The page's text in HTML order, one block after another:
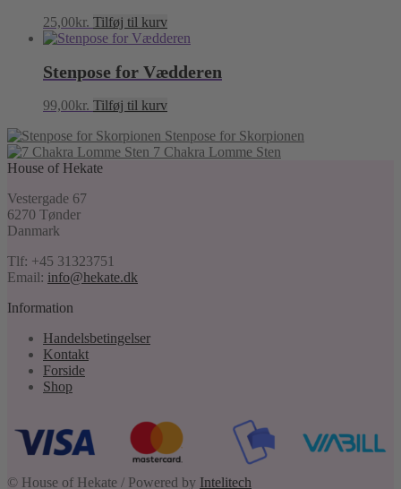
25,00kr. Tilføj til kurv
Stenpose for Vædderen
99,00kr. Tilføj til kurv
Stenpose for Skorpionen
7 Chakra Lomme Sten
House of Hekate
Vestergade 67
6270 Tønder
Danmark
Tlf: +45 31323751
Email: info@hekate.dk
Information
Handelsbetingelser
Kontakt
Forside
Shop
© House of Hekate / Powered by Intelitech